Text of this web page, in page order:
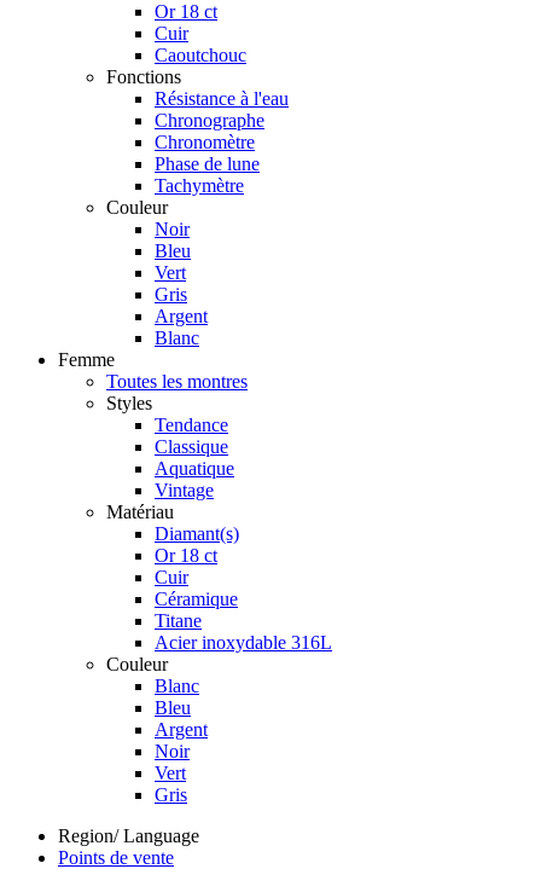
Or 18 ct
Cuir
Caoutchouc
Fonctions
Résistance à l'eau
Chronographe
Chronomètre
Phase de lune
Tachymètre
Couleur
Noir
Bleu
Vert
Gris
Argent
Blanc
Femme
Toutes les montres
Styles
Tendance
Classique
Aquatique
Vintage
Matériau
Diamant(s)
Or 18 ct
Cuir
Céramique
Titane
Acier inoxydable 316L
Couleur
Blanc
Bleu
Argent
Noir
Vert
Gris
Region/ Language
Points de vente